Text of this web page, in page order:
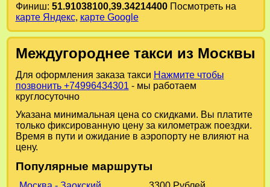
Финиш: 51.91038100,39.34214400Посмотреть на
карте Яндекс, карте Google
Междугороднее такси из Москвы
Для оформления заказа такси Нажмите чтобы
позвонить +74996434301 - мы работаем
круглосуточно
Указана минимальная цена со скидками. Вы платите
только фиксированную цену за километраж поездки.
Время в пути и ожидание в аэропорту не влияют на
цену.
Популярные маршруты